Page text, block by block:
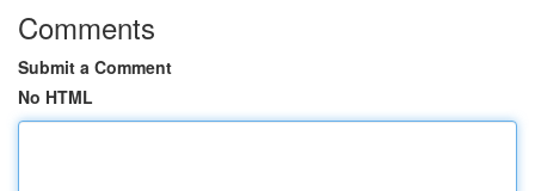
Comments
Submit a Comment
No HTML